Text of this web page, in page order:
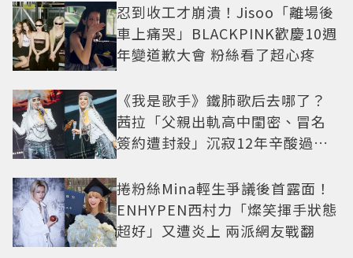
忍到收工才崩潰！Jisoo「離場後
車上痛哭」BLACKPINK歡慶10週
年變道歉大會 粉絲看了超心疼
《我是歌手》鐵肺歌后去哪了？
茜拉「父親出軌高中閨密、冒名
簽約遭封殺」沉寂12年辛酸過往
捲粉絲Mina輕生爭議後首露面！
ENHYPEN西村力「燦笑揮手狀態
超好」又遭炎上 兩派網友戰翻